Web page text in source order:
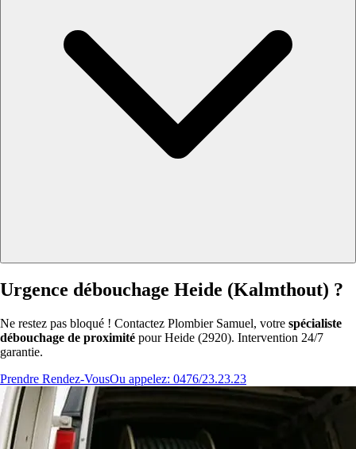
Urgence débouchage Heide (Kalmthout) ?
Ne restez pas bloqué ! Contactez Plombier Samuel, votre spécialiste
débouchage de proximité pour Heide (2920). Intervention 24/7
garantie.
Prendre Rendez-VousOu appelez: 0476/23.23.23